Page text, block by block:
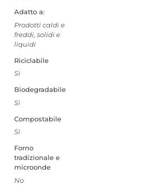
Adatto a:
Prodotti caldi e
freddi, solidi e
liquidi
Riciclabile
Si
Biodegradabile
Sì
Compostabile
Si
Forno
tradizionale e
microonde
No